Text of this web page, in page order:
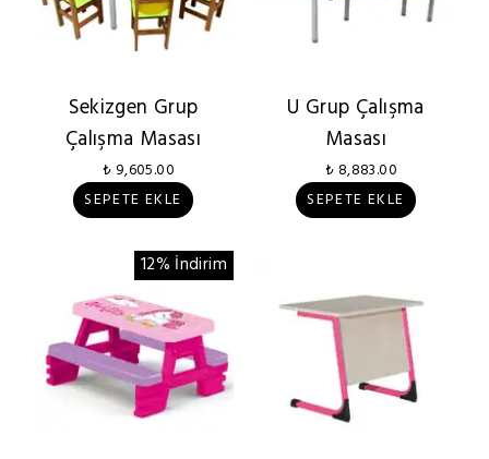
Sekizgen Grup
Çalışma Masası
₺ 9,605.00
SEPETE EKLE
U Grup Çalışma
Masası
₺ 8,883.00
SEPETE EKLE
12% İndirim